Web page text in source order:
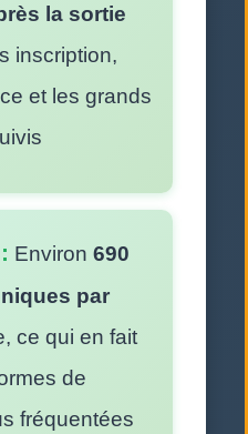
la sortie
inscription,
et les grands
Environ 690
par
ce qui en fait
de
fréquentées